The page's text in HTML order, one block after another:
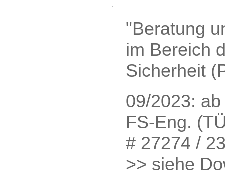
"Beratung
im Bereich
Sicherheit
09/2023:
FS-Eng.
# 27274 /
>> siehe